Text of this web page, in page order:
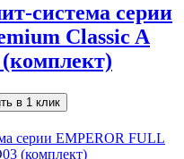
система серии
Classic A
в 1 клик